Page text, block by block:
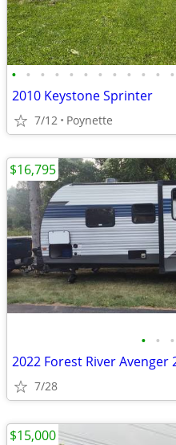
• • • • • • • • • • • •
2010 Keystone Sprinter
7/12 Poynette
• • •
2022 Forest River Avenger
7/28
$16,795
$15,000